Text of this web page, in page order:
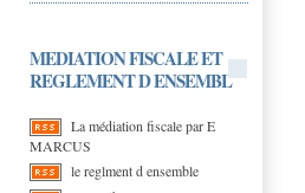
MEDIATION FISCALE ET
REGLEMENT D ENSEMBL
La médiation fiscale par E
MARCUS
le reglment d ensemble